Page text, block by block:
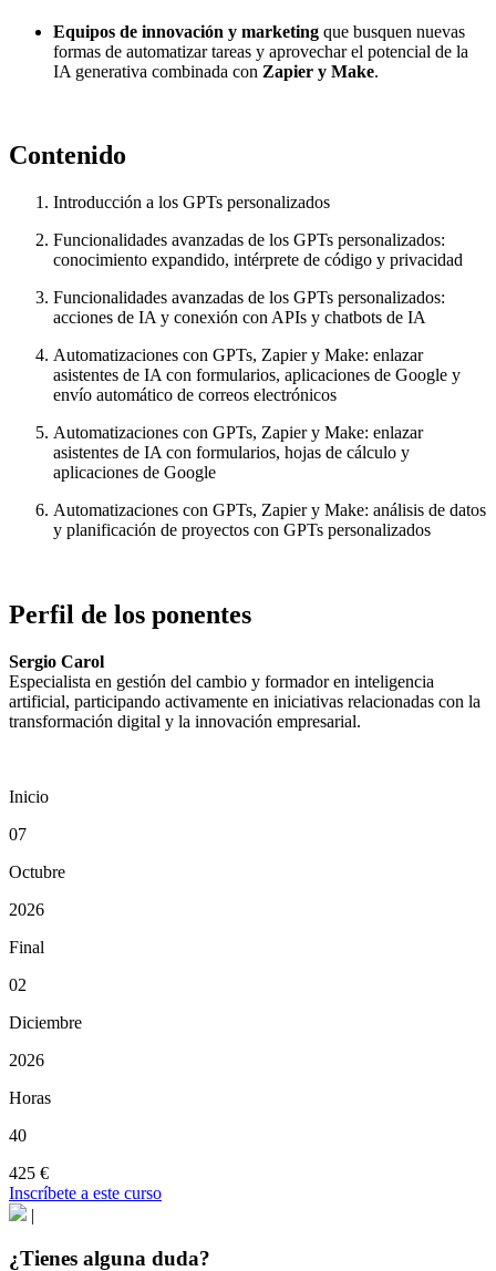
Equipos de innovación y marketing que busquen nuevas
formas de automatizar tareas y aprovechar el potencial de la
IA generativa combinada con Zapier y Make.
Contenido
Introducción a los GPTs personalizados
Funcionalidades avanzadas de los GPTs personalizados:
conocimiento expandido, intérprete de código y privacidad
Funcionalidades avanzadas de los GPTs personalizados:
acciones de IA y conexión con APIs y chatbots de IA
Automatizaciones con GPTs, Zapier y Make: enlazar
asistentes de IA con formularios, aplicaciones de Google y
envío automático de correos electrónicos
Automatizaciones con GPTs, Zapier y Make: enlazar
asistentes de IA con formularios, hojas de cálculo y
aplicaciones de Google
Automatizaciones con GPTs, Zapier y Make: análisis de datos
y planificación de proyectos con GPTs personalizados
Perfil de los ponentes
Sergio Carol
Especialista en gestión del cambio y formador en inteligencia
artificial, participando activamente en iniciativas relacionadas con la
transformación digital y la innovación empresarial.
Inicio
07
Octubre
2026
Final
02
Diciembre
2026
Horas
40
425 €
Inscríbete a este curso
|
¿Tienes alguna duda?